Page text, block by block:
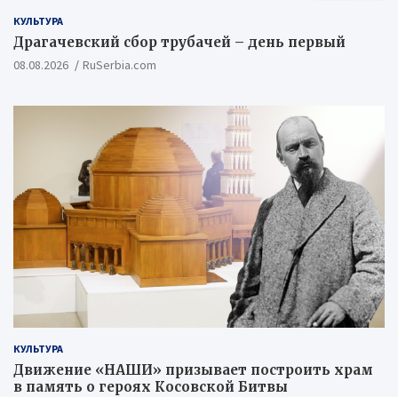
КУЛЬТУРА
Драгачевский сбор трубачей – день первый
08.08.2026 RuSerbia.com
КУЛЬТУРА
Движение «НАШИ» призывает построить храм
в память о героях Косовской Битвы